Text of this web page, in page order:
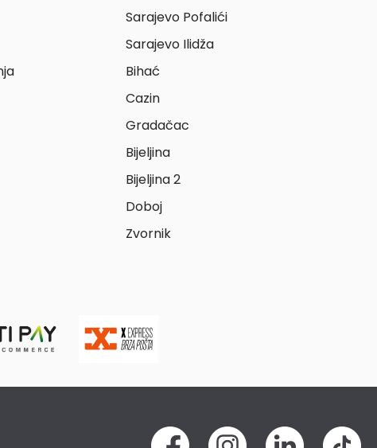
Sarajevo Pofalići
Sarajevo Ilidža
Bihać
Cazin
Gradačac
Bijeljina
Bijeljina 2
Doboj
Zvornik